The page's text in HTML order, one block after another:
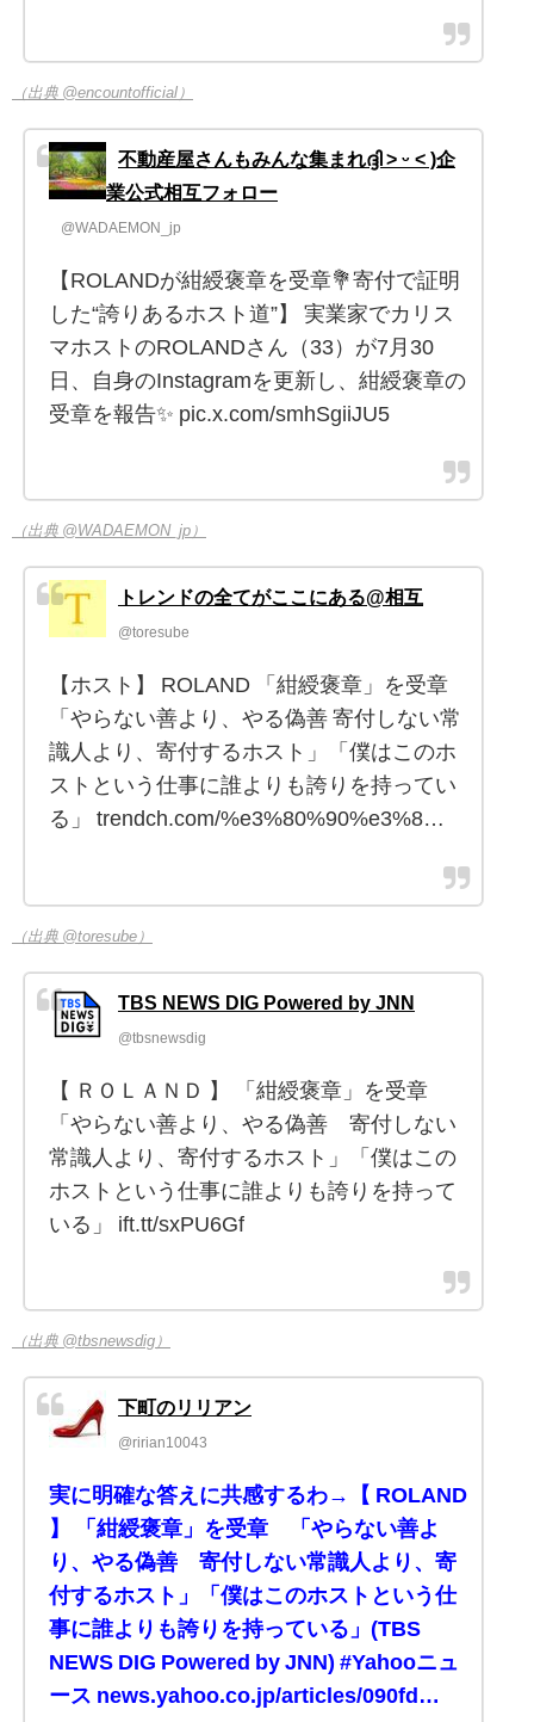
（出典 @encountofficial）
不動産屋さんもみんな集まれദ്ദി ˃ ᵕ ˂ )企
業公式相互フォロー
@WADAEMON_jp
【ROLANDが紺綬褒章を受章💐寄付で証明
した“誇りあるホスト道”】 実業家でカリス
マホストのROLANDさん（33）が7月30
日、自身のInstagramを更新し、紺綬褒章の
受章を報告✨ pic.x.com/smhSgiiJU5
（出典 @WADAEMON_jp）
トレンドの全てがここにある@相互
@toresube
【ホスト】 ROLAND 「紺綬褒章」を受章
「やらない善より、やる偽善 寄付しない常
識人より、寄付するホスト」「僕はこのホ
ストという仕事に誰よりも誇りを持ってい
る」 trendch.com/%e3%80%90%e3%8…
（出典 @toresube）
TBS NEWS DIG Powered by JNN
@tbsnewsdig
【 ＲＯＬＡＮＤ 】 「紺綬褒章」を受章
「やらない善より、やる偽善 寄付しない
常識人より、寄付するホスト」「僕はこの
ホストという仕事に誰よりも誇りを持って
いる」 ift.tt/sxPU6Gf
（出典 @tbsnewsdig）
下町のリリアン
@ririan10043
実に明確な答えに共感するわ→【 ROLAND
】 「紺綬褒章」を受章 「やらない善よ
り、やる偽善 寄付しない常識人より、寄
付するホスト」「僕はこのホストという仕
事に誰よりも誇りを持っている」(TBS
NEWS DIG Powered by JNN) #Yahooニュ
ース news.yahoo.co.jp/articles/090fd…